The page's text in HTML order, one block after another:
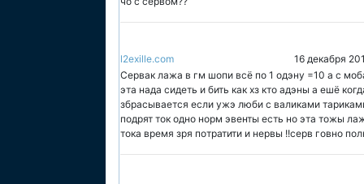
l2exille.com
16 декабря
Сервак лажа в гм шопи всё по 1 одэну =10 а с
эта нада сидеть и бить как хз кто адэны а ешё
збрасывается если ужэ люби с валиками
подрят ток одно норм эвенты есть но эта тожы
тока время зря потратити и нервы !!серв говно